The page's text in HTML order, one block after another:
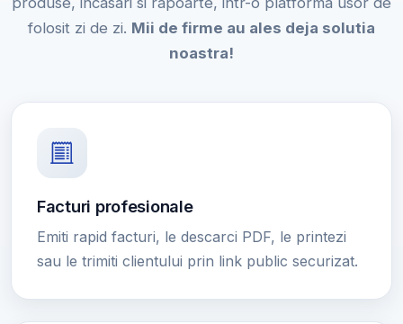
folosit zi de zi. Mii de firme au ales deja solutia
noastra!
Facturi profesionale
Emiti rapid facturi, le descarci PDF, le printezi
sau le trimiti clientului prin link public securizat.